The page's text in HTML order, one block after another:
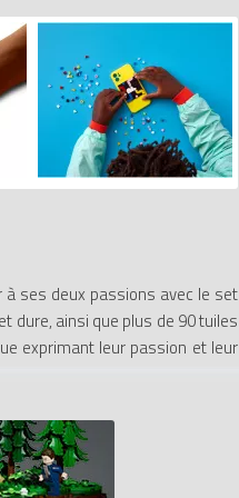
ses deux passions avec le set
dure, ainsi que plus de 90 tuiles
exprimant leur passion et leur
s’harmonise avec tout,
amusants pour les